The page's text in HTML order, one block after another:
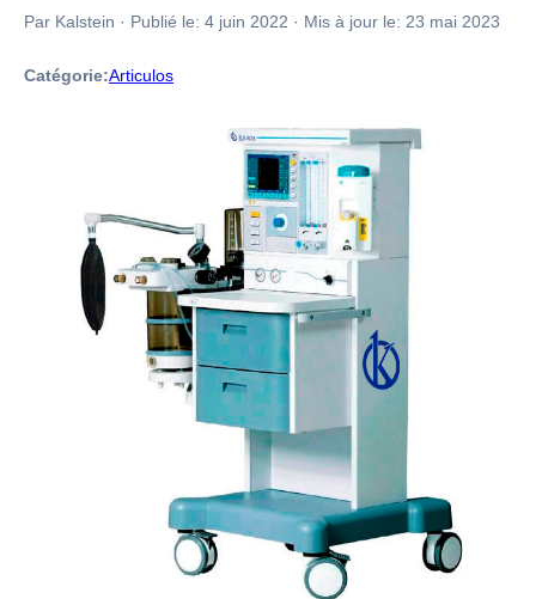
Par Kalstein · Publié le: 4 juin 2022 · Mis à jour le: 23 mai 2023
Catégorie:Articulos